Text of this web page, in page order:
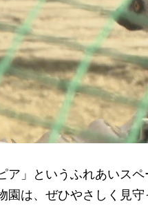
」というふれあいス
園は、ぜひやさしく見守